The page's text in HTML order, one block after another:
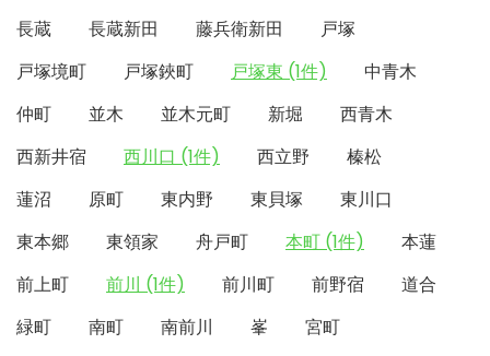
長蔵
長蔵新田 藤兵衛新田
戸塚
戸塚境町
戸塚鋏町 戸塚東 (1件)
中青木
仲町
並木 並木元町 新堀
西青木
西新井宿
西川口 (1件) 西立野
榛松
蓮沼
原町 東内野 東貝塚
東川口
東本郷
東領家 舟戸町 本町 (1件)
本蓮
前上町
前川 (1件) 前川町 前野宿
道合
緑町
南町 南前川 峯
宮町